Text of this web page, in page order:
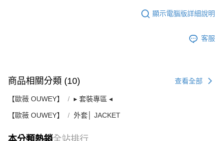
顯示電腦版詳細說明
客服
商品相關分類 (10) 查看全部
【歐薇 OUWEY】 ▸ 套裝專區 ◂
【歐薇 OUWEY】 外套│ JACKET